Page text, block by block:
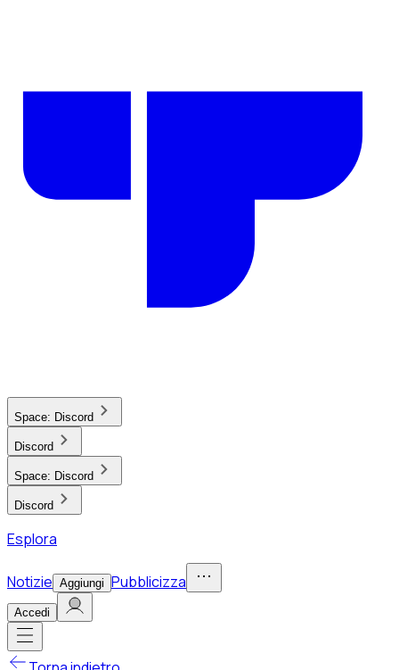
Space: Discord
Discord
Space: Discord
Discord
Esplora
Notizie Aggiungi Pubblicizza
Accedi